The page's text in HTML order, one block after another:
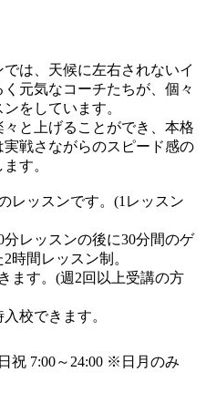
は、天候に左右されないイ
元気なコーチたちが、個々
をしています。
と上げることができ、本格
戦さながらのスピード感の
す。
レッスンです。(1レッスン
レッスンの後に30分間のゲ
時間レッスン制。
ます。(週2回以上受講の方
校できます。
祝 7:00～24:00 ※日月のみ